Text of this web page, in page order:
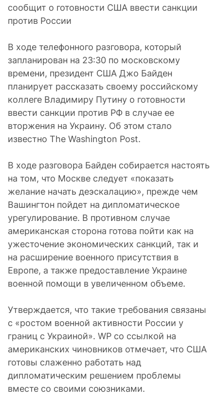
сообщит о готовности США ввести санкции
против России
В ходе телефонного разговора, который
запланирован на 23:30 по московскому
времени, президент США Джо Байден
планирует рассказать своему российскому
коллеге Владимиру Путину о готовности
ввести санкции против РФ в случае ее
вторжения на Украину. Об этом стало
известно The Washington Post.
В ходе разговора Байден собирается настоять
на том, что Москве следует «показать
желание начать деэскалацию», прежде чем
Вашингтон пойдет на дипломатическое
урегулирование. В противном случае
американская сторона готова пойти как на
ужесточение экономических санкций, так и
на расширение военного присутствия в
Европе, а также предоставление Украине
военной помощи в увеличенном объеме.
Утверждается, что такие требования связаны
с «ростом военной активности России у
границ с Украиной». WP со ссылкой на
американских чиновников отмечает, что США
готовы слаженно работать над
дипломатическим решением проблемы
вместе со своими союзниками.